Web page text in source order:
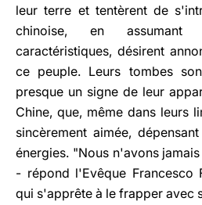
leur terre et tentèrent de
chinoise, en
caractéristiques, désirent
ce peuple. Leurs tombes
presque un signe de leur
Chine, que, même dans leurs
sincèrement aimée,
énergies. "Nous n'avons
- répond l'Evêque Francesco
qui s'apprête à le frapper avec